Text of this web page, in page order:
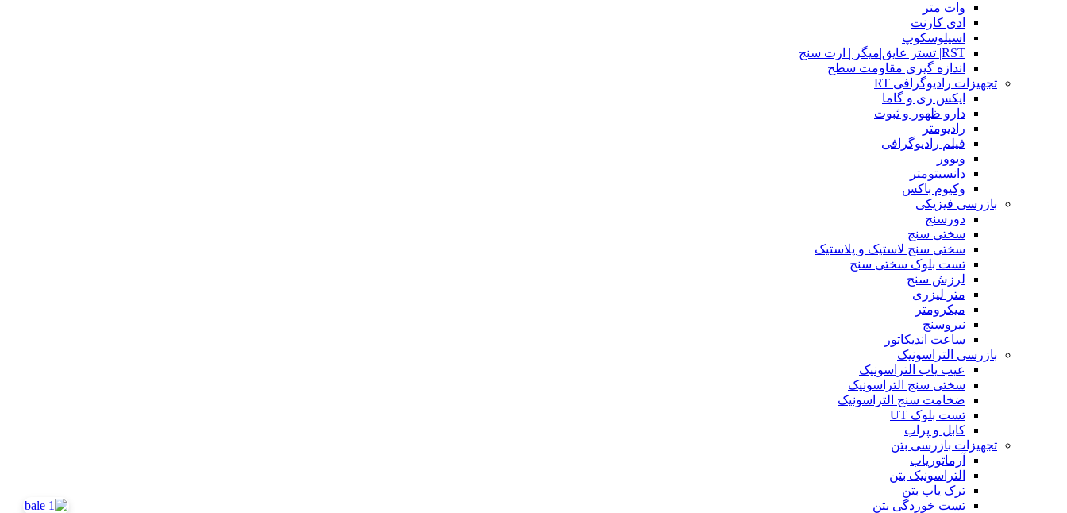
وات متر
ادی کارنت
اسیلوسکوپ
RST| تستر عایق|میگر | ارت سنج
اندازه گیری مقاومت سطح
تجهیزات رادیوگرافی RT
ایکس ری و گاما
دارو ظهور و ثبوت
رادیومتر
فیلم رادیوگرافی
ویوور
دانسیتومتر
وکیوم باکس
بازرسی فیزیکی
دورسنج
سختی سنج
سختی سنج لاستیک و پلاستیک
تست بلوک سختی سنج
لرزش سنج
متر لیزری
میکرومتر
نیروسنج
ساعت اندیکاتور
بازرسی التراسونیک
عیب یاب التراسونیک
سختی سنج التراسونیک
ضخامت سنج التراسونیک
تست بلوک UT
کابل و پراب
تجهیزات بازرسی بتن
آرماتوریاب
التراسونیک بتن
ترک یاب بتن
تست خوردگی بتن